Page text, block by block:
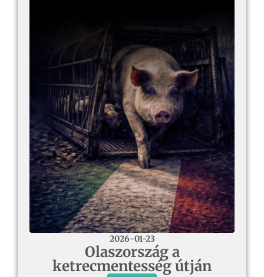
2026-01-23
Olaszország a
ketrecmentesség útján